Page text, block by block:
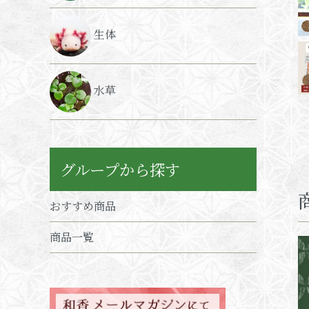
生体
水草
グループから探す
おすすめ商品
商品一覧